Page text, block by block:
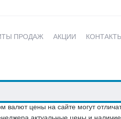
ПРОДАЖ АКЦИИ
цены на сайте могут